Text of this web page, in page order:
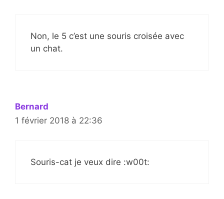
Non, le 5 c’est une souris croisée avec
un chat.
Bernard
1 février 2018 à 22:36
Souris-cat je veux dire :w00t: